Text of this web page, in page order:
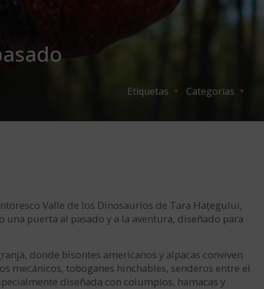
Categorías
Etiquetas
Valle de los Dinosaurios de Tara Hațegului,
puerta al pasado y a la aventura, diseñado para
donde bisontes americanos y alpacas conviven
mecánicos, toboganes hinchables, senderos entre el
diseñada con columpios, hamacas y